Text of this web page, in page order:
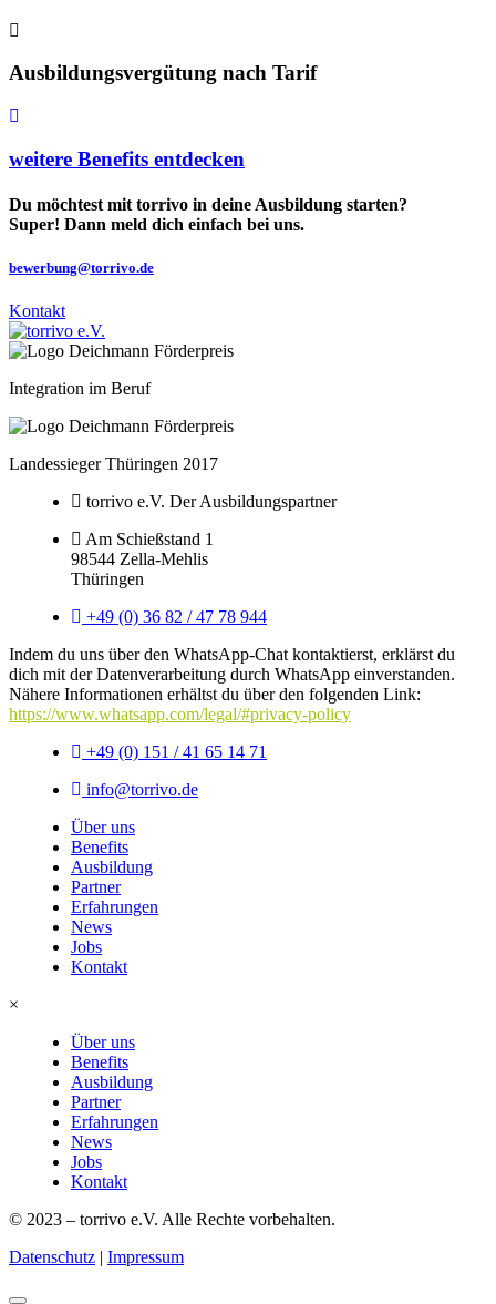
Ausbildungsvergütung nach Tarif
weitere Benefits entdecken
Du möchtest mit torrivo in deine Ausbildung starten?
Super! Dann meld dich einfach bei uns.
bewerbung@torrivo.de
Kontakt
Integration im Beruf
Landessieger Thüringen 2017
torrivo e.V. Der Ausbildungspartner
Am Schießstand 1
98544 Zella-Mehlis
Thüringen
+49 (0) 36 82 / 47 78 944
Indem du uns über den WhatsApp-Chat kontaktierst, erklärst du
dich mit der Datenverarbeitung durch WhatsApp einverstanden.
Nähere Informationen erhältst du über den folgenden Link:
https://www.whatsapp.com/legal/#privacy-policy
+49 (0) 151 / 41 65 14 71
info@torrivo.de
Über uns
Benefits
Ausbildung
Partner
Erfahrungen
News
Jobs
Kontakt
×
Über uns
Benefits
Ausbildung
Partner
Erfahrungen
News
Jobs
Kontakt
© 2023 – torrivo e.V. Alle Rechte vorbehalten.
Datenschutz | Impressum